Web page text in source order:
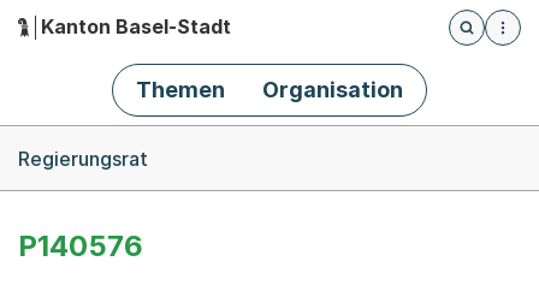
Hauptnavigation
Kanton Basel-Stadt
Öffnet
Themen Organisation
Regierungsrat
P140576